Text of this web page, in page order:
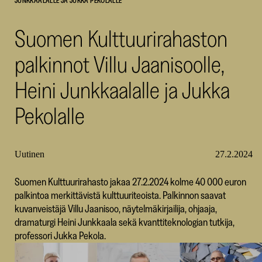
Suomen Kulttuurirahaston
palkinnot Villu Jaanisoolle,
Heini Junkkaalalle ja Jukka
Pekolalle
Uutinen 27.2.2024
Suomen Kulttuurirahasto jakaa 27.2.2024 kolme 40 000 euron
palkintoa merkittävistä kulttuuriteoista. Palkinnon saavat
kuvanveistäjä Villu Jaanisoo, näytelmäkirjailija, ohjaaja,
dramaturgi Heini Junkkaala sekä kvanttiteknologian tutkija,
professori Jukka Pekola.